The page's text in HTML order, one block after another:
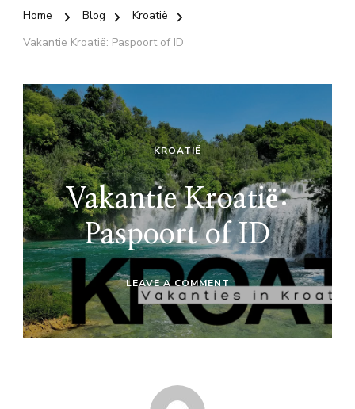
Home Blog
Kroatië
Vakantie Kroatië: Paspoort of ID
KROATIË
Vakantie Kroatië:
Paspoort of ID
LEAVE A COMMENTON
VAKANTIE
KROATIË:
PASPOORT
OF